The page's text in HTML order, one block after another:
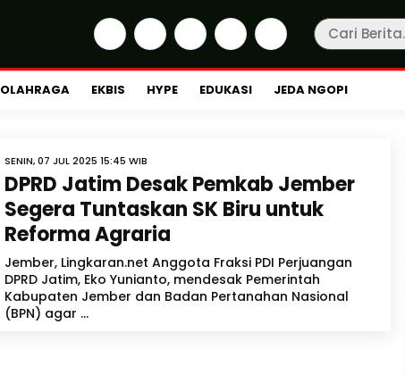
OLAHRAGA EKBIS HYPE EDUKASI JEDA NGOPI
SENIN, 07 JUL 2025 15:45 WIB
DPRD Jatim Desak Pemkab Jember
Segera Tuntaskan SK Biru untuk
Reforma Agraria
Jember, Lingkaran.net Anggota Fraksi PDI Perjuangan
DPRD Jatim, Eko Yunianto, mendesak Pemerintah
Kabupaten Jember dan Badan Pertanahan Nasional
(BPN) agar ...